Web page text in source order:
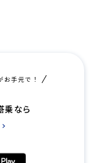
手元で！
乗なら